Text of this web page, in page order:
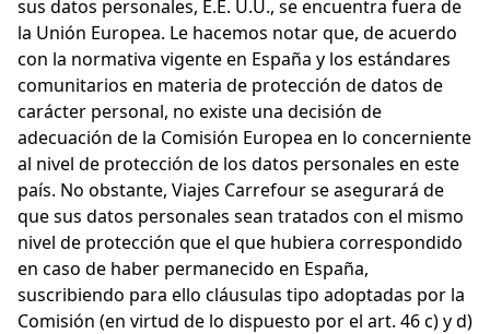
sus datos personales, E.E. U.U., se encuentra fuera de
la Unión Europea. Le hacemos notar que, de acuerdo
con la normativa vigente en España y los estándares
comunitarios en materia de protección de datos de
carácter personal, no existe una decisión de
adecuación de la Comisión Europea en lo concerniente
al nivel de protección de los datos personales en este
país. No obstante, Viajes Carrefour se asegurará de
que sus datos personales sean tratados con el mismo
nivel de protección que el que hubiera correspondido
en caso de haber permanecido en España,
suscribiendo para ello cláusulas tipo adoptadas por la
Comisión (en virtud de lo dispuesto por el art. 46 c) y d)